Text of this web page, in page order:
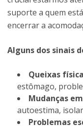
suporte a quem
encerrar a
Alguns dos sinais
Queixas
estômago,
Mudanças
autoestima,
Problemas